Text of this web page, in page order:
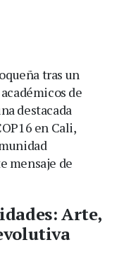
tras un
de
destacada
en Cali,
mensaje de
Arte,